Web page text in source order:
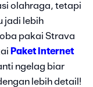
olahraga, tetapi
jadi lebih
pakai Strava
Paket Internet
ngelag biar
lebih detail!